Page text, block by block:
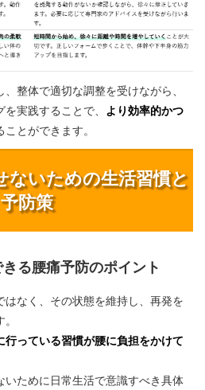
整体で適切な調整を受けながら、
実践することで、
より効率的かつ
ことができます。
ないための生活習慣と
予防策
る腰痛予防のポイント
はなく、その状態を維持し、再発を
行っている習慣が腰に負担をかけて
いために日常生活で意識すべき具体